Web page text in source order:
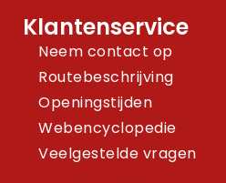
Klantenservice
Neem contact op
Routebeschrijving
Openingstijden
Webencyclopedie
Veelgestelde vragen